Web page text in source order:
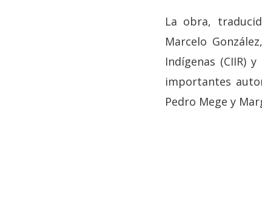
La obra,
Marcelo
Indígenas (CIIR)
importantes
Pedro Mege y